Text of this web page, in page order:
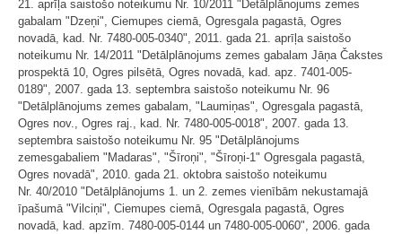
21. aprīļa saistošo noteikumu Nr. 10/2011 "Detālplānojums zemes
gabalam "Dzeņi", Ciemupes ciemā, Ogresgala pagastā, Ogres
novadā, kad. Nr. 7480-005-0340", 2011. gada 21. aprīļa saistošo
noteikumu Nr. 14/2011 "Detālplānojums zemes gabalam Jāņa Čakstes
prospektā 10, Ogres pilsētā, Ogres novadā, kad. apz. 7401-005-
0189", 2007. gada 13. septembra saistošo noteikumu Nr. 96
"Detālplānojums zemes gabalam, "Laumiņas", Ogresgala pagastā,
Ogres nov., Ogres raj., kad. Nr. 7480-005-0018", 2007. gada 13.
septembra saistošo noteikumu Nr. 95 "Detālplānojums
zemesgabaliem "Madaras", "Šīroņi", "Šīroņi-1" Ogresgala pagastā,
Ogres novadā", 2010. gada 21. oktobra saistošo noteikumu
Nr. 40/2010 "Detālplānojums 1. un 2. zemes vienībām nekustamajā
īpašumā "Vilciņi", Ciemupes ciemā, Ogresgala pagastā, Ogres
novadā, kad. apzīm. 7480-005-0144 un 7480-005-0060", 2006. gada